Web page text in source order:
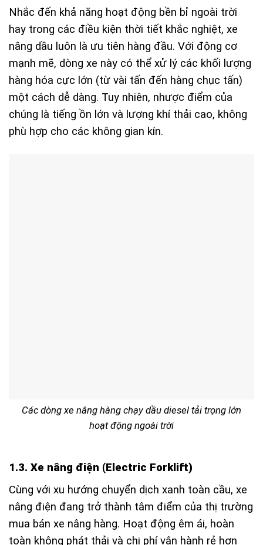
Nhắc đến khả năng hoạt động bền bỉ ngoài trời
hay trong các điều kiện thời tiết khắc nghiệt, xe
nâng dầu luôn là ưu tiên hàng đầu. Với động cơ
mạnh mẽ, dòng xe này có thể xử lý các khối lượng
hàng hóa cực lớn (từ vài tấn đến hàng chục tấn)
một cách dễ dàng. Tuy nhiên, nhược điểm của
chúng là tiếng ồn lớn và lượng khí thải cao, không
phù hợp cho các không gian kín.
Các dòng xe nâng hàng chạy dầu diesel tải trọng lớn
hoạt động ngoài trời
1.3. Xe nâng điện (Electric Forklift)
Cùng với xu hướng chuyển dịch xanh toàn cầu, xe
nâng điện đang trở thành tâm điểm của thị trường
mua bán xe nâng hàng. Hoạt động êm ái, hoàn
toàn không phát thải và chi phí vận hành rẻ hơn